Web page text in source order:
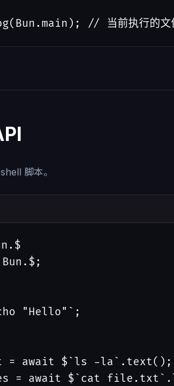
// 当前执行的文
脚本。
"Hello"`;
= await $`ls -la`.text();
= await $`cat